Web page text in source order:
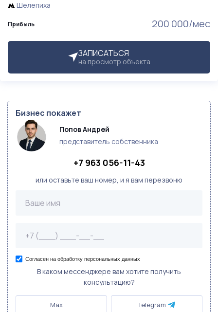
Прибыль 200 000/мес
ЗАПИСАТЬСЯ
на просмотр объекта
Шелепиха
Бизнес покажет
Попов Андрей
представитель собственника
+7 963 056-11-43
или оставьте ваш номер, и я вам перезвоню
Согласен на обработку персональных данных
В каком мессенджере вам хотите получить
консультацию?
Max Telegram